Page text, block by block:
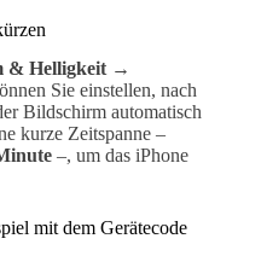
& Helligkeit →
Sie einstellen, nach
Bildschirm automatisch
kurze Zeitspanne –
–, um das iPhone
mit dem Gerätecode